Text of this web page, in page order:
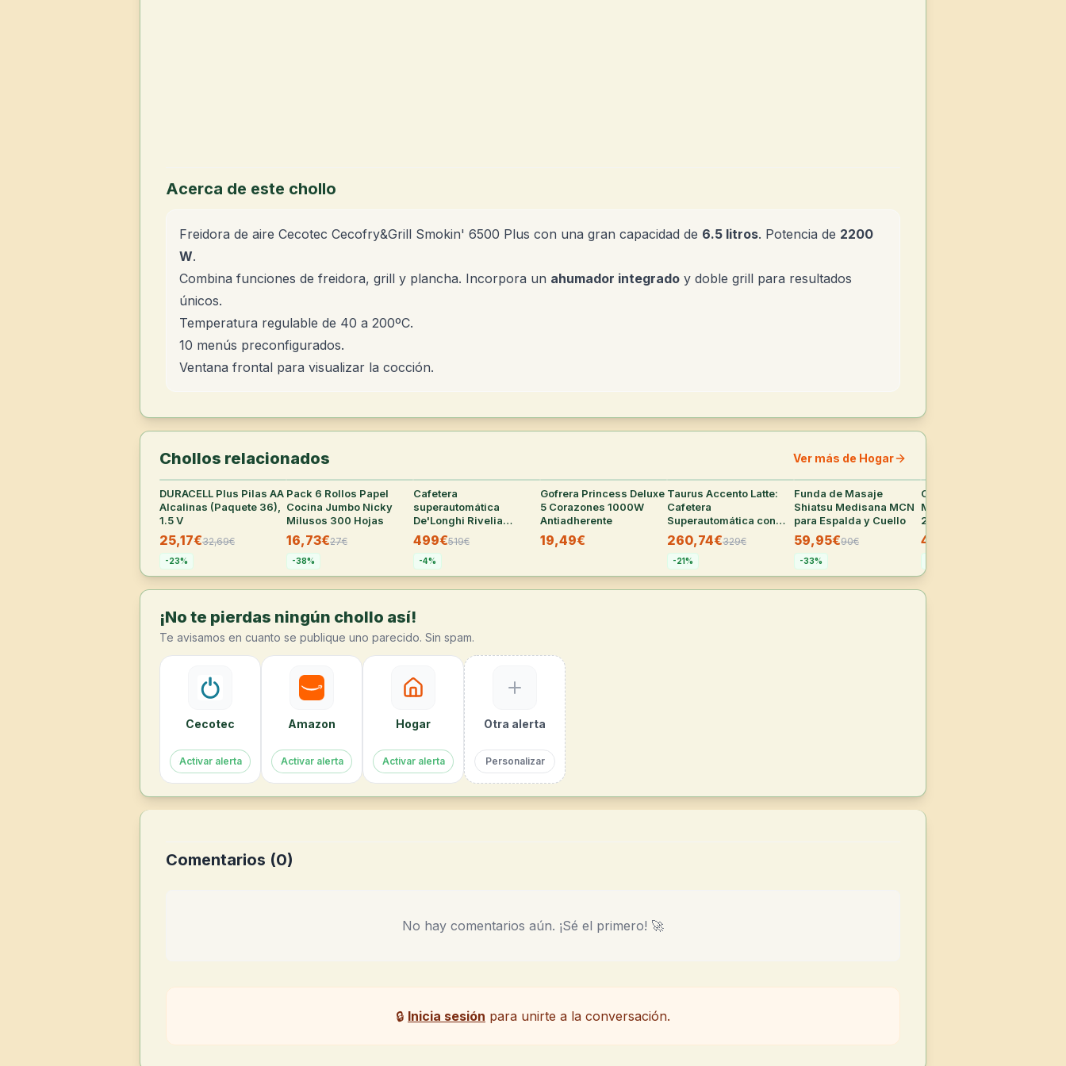
Acerca de este chollo
Freidora de aire Cecotec Cecofry&Grill Smokin' 6500 Plus con una gran capacidad de 6.5 litros. Potencia de 2200
W.
Combina funciones de freidora, grill y plancha. Incorpora un ahumador integrado y doble grill para resultados
únicos.
Temperatura regulable de 40 a 200ºC.
10 menús preconfigurados.
Ventana frontal para visualizar la cocción.
Chollos relacionados Ver más de Hogar
31°
DURACELL Plus Pilas AA
Alcalinas (Paquete 36),
1.5 V
25,17€32,69€
-23%
Pack 6 Rollos Papel
Cocina Jumbo Nicky
Milusos 300 Hojas
16,73€27€
-38%
Cafetera
superautomática
De'Longhi Rivelia
Perfetto con tecnología
Bean Adapt
499€519€
-4%
30°
Gofrera Princess Deluxe
5 Corazones 1000W
Antiadherente
19,49€
28
Taurus Accento Latte:
Cafetera
Superautomática con
Molinillo Integrado
260,74€329€
-21%
Funda de Masaje
Shiatsu Medisana MCN
para Espalda y Cuello
59,95€90€
-33%
Colchón 90x190 cm
Muelles Ensacados
20cm
46,50€
¡No te pierdas ningún chollo así!
Te avisamos en cuanto se publique uno parecido. Sin spam.
Cecotec
Activar alerta
Amazon
Activar alerta
Hogar
Activar alerta
Otra alerta
Personalizar
Comentarios (0)
No hay comentarios aún. ¡Sé el primero! 🚀
🔒 Inicia sesión para unirte a la conversación.